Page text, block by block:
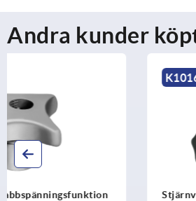
Andra kunder
Stjärnvred liknande DIN 6336,